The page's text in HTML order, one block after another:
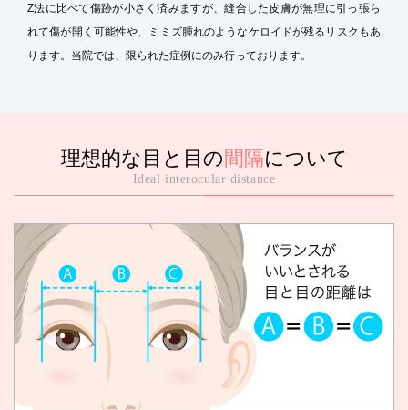
Z法に比べて傷跡が小さく済みますが、縫合した皮膚が無理に引っ張ら
れて傷が開く可能性や、ミミズ腫れのようなケロイドが残るリスクもあ
ります。当院では、限られた症例にのみ行っております。
理想的な目と目の 間隔について
Ideal interocular distance